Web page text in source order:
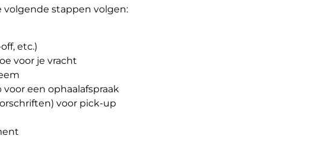
volgende stappen volgen:
etc.)
voor je vracht
een ophaalafspraak
voor pick-up